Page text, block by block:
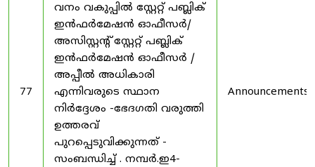
77
വനം വകുപ്പിൽ സ്റ്റേറ്റ് പബ്ലിക്
ഇൻഫർമേഷൻ ഓഫീസർ/
അസിസ്റ്റന്റ് സ്റ്റേറ്റ് പബ്ലിക്
ഇൻഫർമേഷൻ ഓഫീസർ /
അപ്പീൽ അധികാരി
എന്നിവരുടെ സ്ഥാന
നിർദ്ദേശം -ഭേദഗതി വരുത്തി
ഉത്തരവ്
പുറപ്പെടുവിക്കുന്നത് -
സംബന്ധിച്ച് . നമ്പർ.ഇ4-
Announcements